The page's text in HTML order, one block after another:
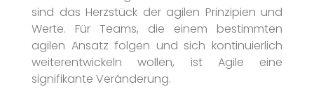
sind das Herzstück der agilen Prinzipien und
Werte. Für Teams, die einem bestimmten
agilen Ansatz folgen und sich kontinuierlich
weiterentwickeln wollen, ist Agile eine
signifikante Veränderung.